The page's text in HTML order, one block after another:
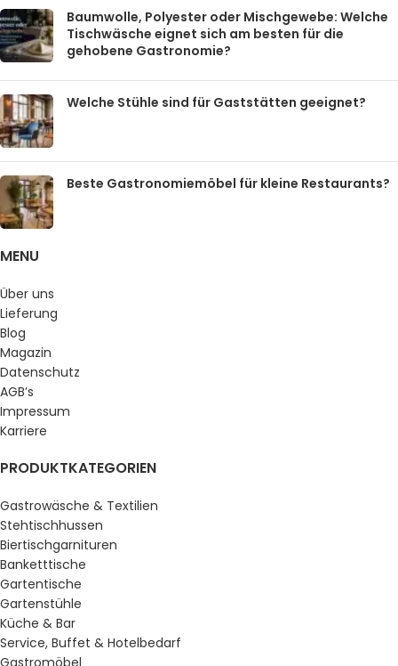
Baumwolle, Polyester oder Mischgewebe: Welche
Tischwäsche eignet sich am besten für die
gehobene Gastronomie?
Welche Stühle sind für Gaststätten geeignet?
Beste Gastronomiemöbel für kleine Restaurants?
MENU
Über uns
Lieferung
Blog
Magazin
Datenschutz
AGB’s
Impressum
Karriere
PRODUKTKATEGORIEN
Gastrowäsche & Textilien
Stehtischhussen
Biertischgarnituren
Banketttische
Gartentische
Gartenstühle
Küche & Bar
Service, Buffet & Hotelbedarf